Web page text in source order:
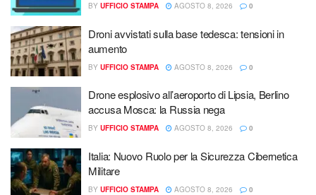
BY UFFICIO STAMPA AGOSTO 8, 2026 0
Droni avvistati sulla base tedesca: tensioni in
aumento
BY UFFICIO STAMPA AGOSTO 8, 2026 0
Drone esplosivo all’aeroporto di Lipsia, Berlino
accusa Mosca: la Russia nega
BY UFFICIO STAMPA AGOSTO 8, 2026 0
Italia: Nuovo Ruolo per la Sicurezza Cibernetica
Militare
BY UFFICIO STAMPA AGOSTO 8, 2026 0